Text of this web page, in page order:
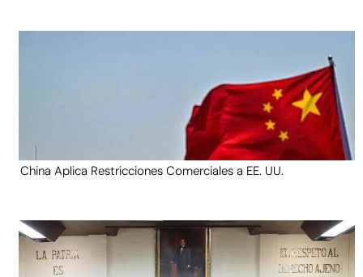
China Aplica Restricciones Comerciales a EE. UU.